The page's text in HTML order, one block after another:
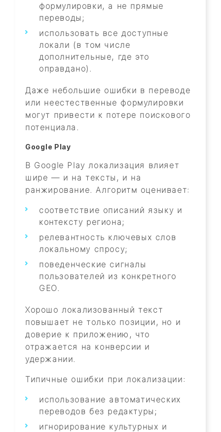
формулировки, а не прямые
переводы;
использовать все доступные
локали (в том числе
дополнительные, где это
оправдано).
Даже небольшие ошибки в переводе
или неестественные формулировки
могут привести к потере поискового
потенциала.
Google Play
В Google Play локализация влияет
шире — и на тексты, и на
ранжирование. Алгоритм оценивает:
соответствие описаний языку и
контексту региона;
релевантность ключевых слов
локальному спросу;
поведенческие сигналы
пользователей из конкретного
GEO.
Хорошо локализованный текст
повышает не только позиции, но и
доверие к приложению, что
отражается на конверсии и
удержании.
Типичные ошибки при локализации:
использование автоматических
переводов без редактуры;
игнорирование культурных и